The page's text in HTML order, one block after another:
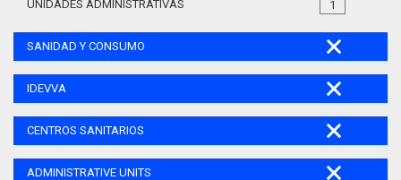
1
UNIDADES ADMINISTRATIVAS
SANIDAD Y CONSUMO
IDEVVA
CENTROS SANITARIOS
ADMINISTRATIVE UNITS